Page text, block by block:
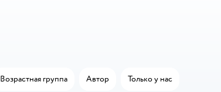
Возрастная группа Автор Только у нас